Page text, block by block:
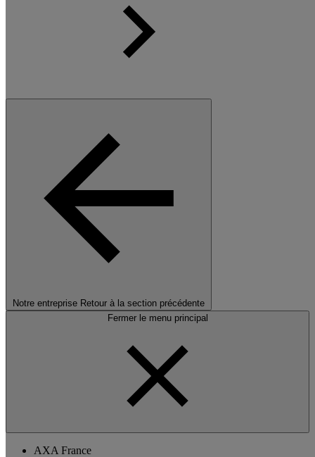
Notre entreprise Retour à la section précédente
Fermer le menu principal
AXA France